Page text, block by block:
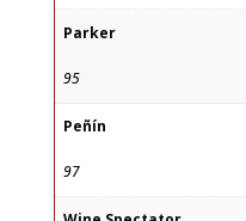
Parker
95
Peñín
97